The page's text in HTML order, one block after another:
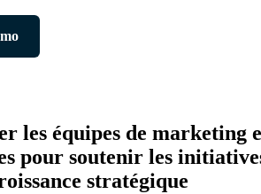
les équipes de marketing
pour soutenir les
stratégique